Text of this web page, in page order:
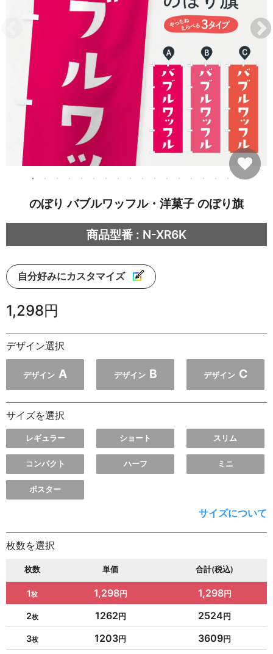
のぼり バブルワッフル・洋菓子 のぼり旗
商品型番 : N-XR6K
自分好みにカスタマイズ
1,298円
デザイン選択
デザイン A デザイン B デザイン C
サイズを選択
レギュラー ショート スリム
コンパクト ハーフ ミニ
ポスター
サイズについて
枚数を選択
枚数 単価 合計(税込)
1 1,298 1,298
2 1262 2524
3 1203 3609